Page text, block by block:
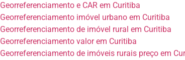
Georreferenciamento e CAR em Curitiba
Georreferenciamento imóvel urbano em Curitiba
Georreferenciamento de imóvel rural em Curitiba
Georreferenciamento valor em Curitiba
Georreferenciamento de imóveis rurais preço em